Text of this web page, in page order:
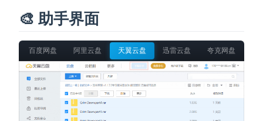
🎨 助手界面
百度网盘 阿里云盘 天翼云盘 迅雷云盘 夸克网盘